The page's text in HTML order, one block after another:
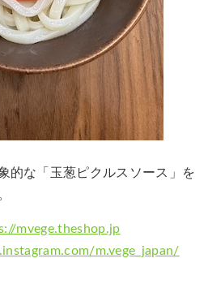
的な「玉葱ピクルスソース」を
mvege.theshop.jp
m.vege_japan/